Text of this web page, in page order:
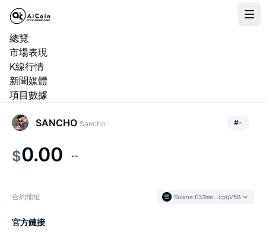
總覽
市場表現
K線行情
新聞媒體
項目數據
SANCHO Sancho #-
$0.00 --
合約地址 Solana:E33ise...cpgV5B
官方鏈接